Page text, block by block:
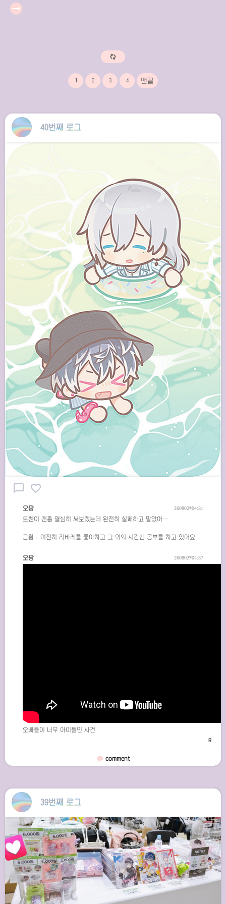
arrow_right_alt
1 2 3 4
40번째 로그
chat_bubble_outline favorite_border
오팡 260802*04:31
트친이 갠홈 열심히 써보랬는데 완전히 실패하고 말았어…
근황 : 여전히 리바레를 좋아하고 그 외의 시간엔 공부를 하고 있어요
오팡 260802*04:37
오빠들이 너무 아이돌인 사건
comment
39번째 로그